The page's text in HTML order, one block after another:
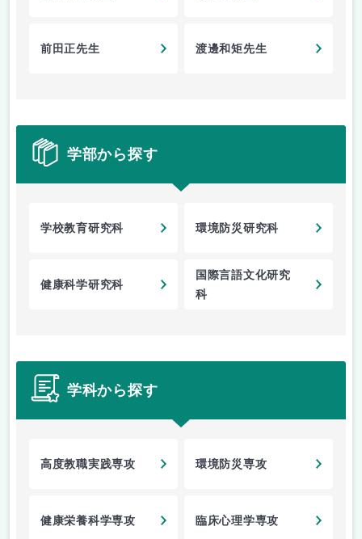
前田正先生 渡邊和矩先生
学部から探す
学校教育研究科 環境防災研究科
健康科学研究科
国際言語文化研究
科
学科から探す
高度教職実践専攻 環境防災専攻
健康栄養科学専攻 臨床心理学専攻